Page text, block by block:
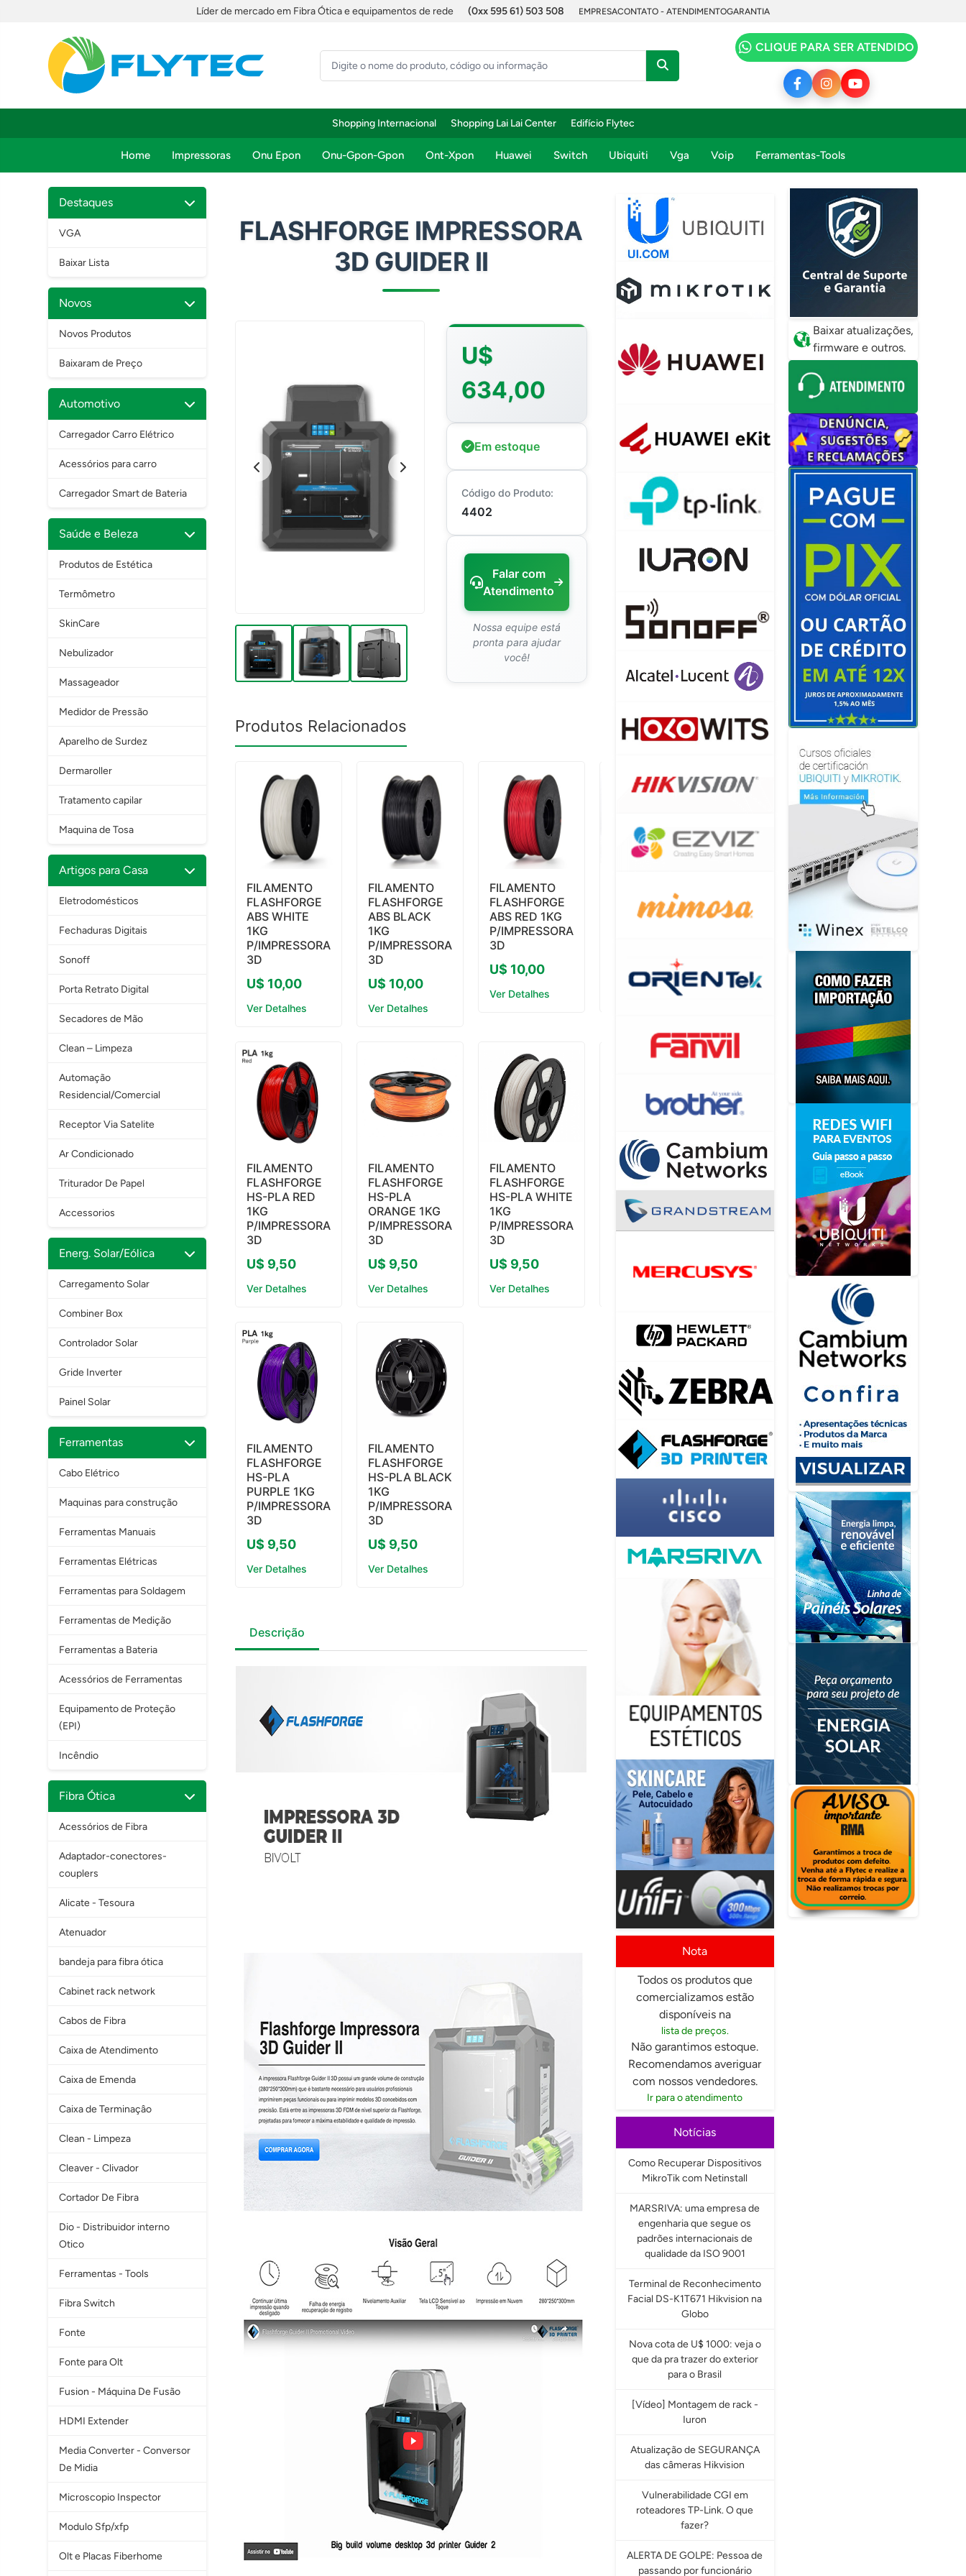
Líder de mercado em Fibra Ótica e equipamentos de rede (0xx 595 61) 503 508 EMPRESACONTATO - ATENDIMENTOGARANTIA
CLIQUE PARA SER ATENDIDO
Shopping Internacional Shopping Lai Lai Center Edifício Flytec
Home Impressoras Onu Epon Onu-Gpon-Gpon Ont-Xpon Huawei Switch Ubiquiti Vga Voip Ferramentas-Tools
Destaques
VGA
Baixar Lista
Novos
Novos Produtos
Baixaram de Preço
Automotivo
Carregador Carro Elétrico
Acessórios para carro
Carregador Smart de Bateria
Saúde e Beleza
Produtos de Estética
Termômetro
SkinCare
Nebulizador
Massageador
Medidor de Pressão
Aparelho de Surdez
Dermaroller
Tratamento capilar
Maquina de Tosa
Artigos para Casa
Eletrodomésticos
Fechaduras Digitais
Sonoff
Porta Retrato Digital
Secadores de Mão
Clean – Limpeza
Automação
Residencial/Comercial
Receptor Via Satelite
Ar Condicionado
Triturador De Papel
Accessorios
Energ. Solar/Eólica
Carregamento Solar
Combiner Box
Controlador Solar
Gride Inverter
Painel Solar
Ferramentas
Cabo Elétrico
Maquinas para construção
Ferramentas Manuais
Ferramentas Elétricas
Ferramentas para Soldagem
Ferramentas de Medição
Ferramentas a Bateria
Acessórios de Ferramentas
Equipamento de Proteção
(EPI)
Incêndio
Fibra Ótica
Acessórios de Fibra
Adaptador-conectores-
couplers
Alicate - Tesoura
Atenuador
bandeja para fibra ótica
Cabinet rack network
Cabos de Fibra
Caixa de Atendimento
Caixa de Emenda
Caixa de Terminaçâo
Clean - Limpeza
Cleaver - Clivador
Cortador De Fibra
Dio - Distribuidor interno
Otico
Ferramentas - Tools
Fibra Switch
Fonte
Fonte para Olt
Fusion - Máquina De Fusão
HDMI Extender
Media Converter - Conversor
De Midia
Microscopio Inspector
Modulo Sfp/xfp
Olt e Placas Fiberhome
FLASHFORGE IMPRESSORA
3D GUIDER II
U$
634,00
Em estoque
Código do Produto:
4402
Falar com
Atendimento
Nossa equipe está
pronta para ajudar
você!
Produtos Relacionados
FILAMENTO
FLASHFORGE
ABS WHITE
1KG
P/IMPRESSORA
3D
U$ 10,00
Ver Detalhes
FILAMENTO
FLASHFORGE
ABS BLACK
1KG
P/IMPRESSORA
3D
U$ 10,00
Ver Detalhes
FILAMENTO
FLASHFORGE
ABS RED 1KG
P/IMPRESSORA
3D
U$ 10,00
Ver Detalhes
FLASHFORGE
PLA GOLD 1KG
U$ 9,50
Ver Detalhes
FILAMENTO
FLASHFORGE
HS-PLA RED
1KG
P/IMPRESSORA
3D
U$ 9,50
Ver Detalhes
FILAMENTO
FLASHFORGE
HS-PLA
ORANGE 1KG
P/IMPRESSORA
3D
U$ 9,50
Ver Detalhes
FILAMENTO
FLASHFORGE
HS-PLA WHITE
1KG
P/IMPRESSORA
3D
U$ 9,50
Ver Detalhes
FILAMENTO
FLASHFORGE
HS-PLA GRAY
1KG
P/IMPRESSORA
U$ 9,50
FILAMENTO
FLASHFORGE
HS-PLA
PURPLE 1KG
P/IMPRESSORA
3D
U$ 9,50
Ver Detalhes
FILAMENTO
FLASHFORGE
HS-PLA BLACK
1KG
P/IMPRESSORA
3D
U$ 9,50
Ver Detalhes
Descrição
Nota
Todos os produtos que
comercializamos estão
disponíveis na
lista de preços.
Não garantimos estoque.
Recomendamos averiguar
com nossos vendedores.
Ir para o atendimento
Notícias
Como Recuperar Dispositivos
MikroTik com Netinstall
MARSRIVA: uma empresa de
engenharia que segue os
padrões internacionais de
qualidade da ISO 9001
Terminal de Reconhecimento
Facial DS-K1T671 Hikvision na
Globo
Nova cota de U$ 1000: veja o
que da pra trazer do exterior
para o Brasil
[Vídeo] Montagem de rack -
Iuron
Atualização de SEGURANÇA
das câmeras Hikvision
Vulnerabilidade CGI em
roteadores TP-Link. O que
fazer?
ALERTA DE GOLPE: Pessoa de
passando por funcionário
Baixar atualizações,
firmware e outros.